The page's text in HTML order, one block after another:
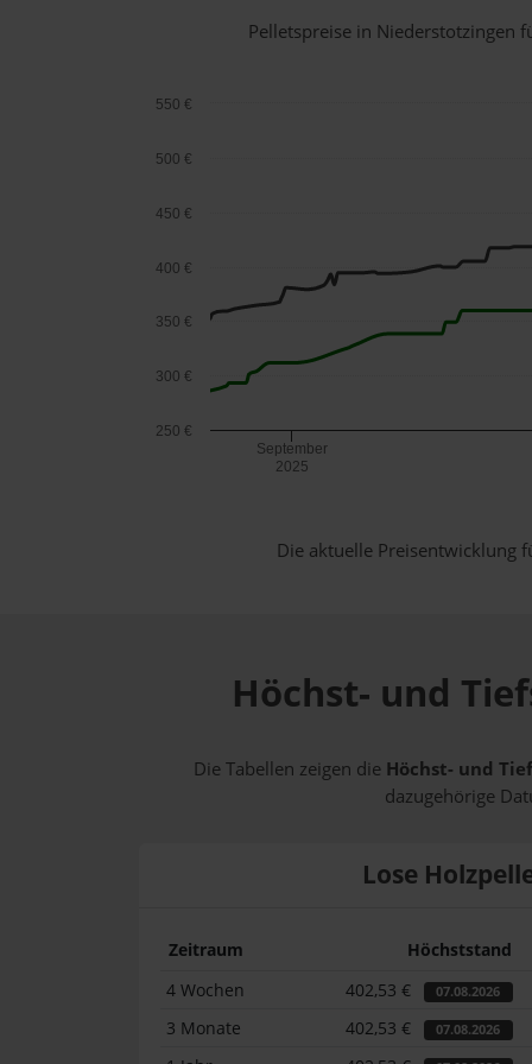
Pelletspreise in Niederstotzingen
September
2025
250 €
300 €
350 €
400 €
450 €
500 €
550 €
Die aktuelle Preisentwicklung
Höchst- und
Die Tabellen zeigen die Höchst- und
dazugehörige
Lose
Zeitraum Höchststand
4 Wochen
402,53 € 07.08.2026
3 Monate 402,53 € 07.08.2026